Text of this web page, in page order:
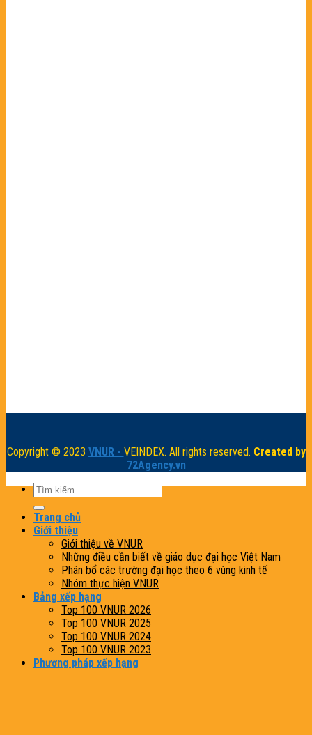
Copyright © 2023 VNUR - VEINDEX. All rights reserved. Created by
72Agency.vn
Trang chủ
Giới thiệu
Giới thiệu về VNUR
Những điều cần biết về giáo dục đại học Việt Nam
Phân bổ các trường đại học theo 6 vùng kinh tế
Nhóm thực hiện VNUR
Bảng xếp hạng
Top 100 VNUR 2026
Top 100 VNUR 2025
Top 100 VNUR 2024
Top 100 VNUR 2023
Phương pháp xếp hạng